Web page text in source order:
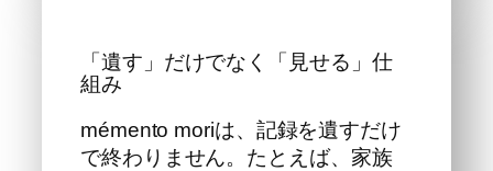
「遺す」だけでなく「見せる」仕
組み
mémento moriは、記録を遺すだけ
で終わりません。たとえば、家族